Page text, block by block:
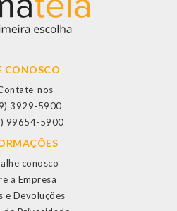
CONOSCO
nos
3929-5900
99654-5900
conosco
a Empresa
e Devoluções